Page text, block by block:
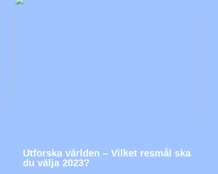
Utforska världen – Vilket resmål ska
du välja 2023?